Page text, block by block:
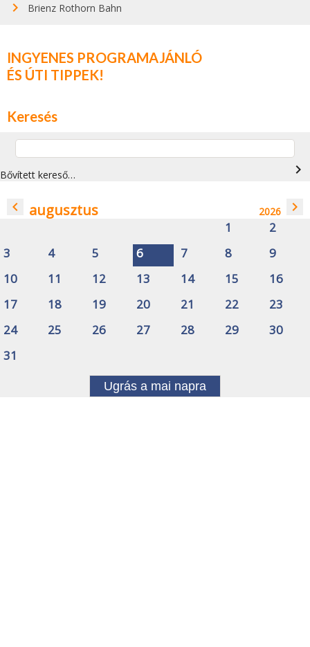
Brienz Rothorn Bahn
INGYENES PROGRAMAJÁNLÓ
ÉS ÚTI TIPPEK!
Keresés
Bővített kereső… navigate_next
navigate_before augusztus 2026 navigate_next
1
2
3
4 5 6 7 8
9
10
11 12 13 14 15
16
17
18 19 20 21 22
23
24
25 26 27 28 29
30
31
Ugrás a mai napra